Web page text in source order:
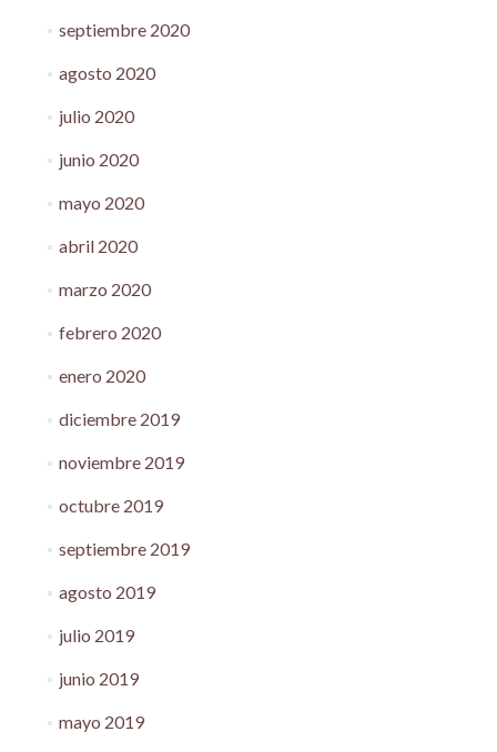
septiembre 2020
agosto 2020
julio 2020
junio 2020
mayo 2020
abril 2020
marzo 2020
febrero 2020
enero 2020
diciembre 2019
noviembre 2019
octubre 2019
septiembre 2019
agosto 2019
julio 2019
junio 2019
mayo 2019